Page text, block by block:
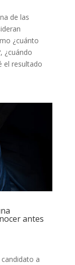
de las
¿cuánto
¿cuándo
el resultado
antes
a